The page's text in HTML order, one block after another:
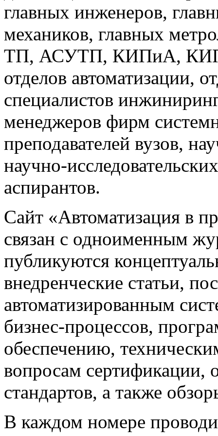
главных инженеров,
механиков, главных
ТП, АСУТП, КИПиА, КИП
отделов автоматизации,
специалистов
менеджеров фирм
преподавателей вузов,
научно-
аспирантов.
Сайт «Автоматизация в
связан с одноименным
публикуются
внедренческие статьи,
автоматизированным
бизнес-процессов,
обеспечению,
вопросам
стандартов, а также
В каждом номере